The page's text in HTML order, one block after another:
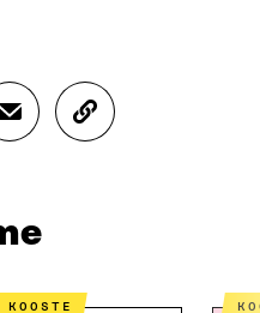
J
A
H
K
P
K
O
T
KOOSTE